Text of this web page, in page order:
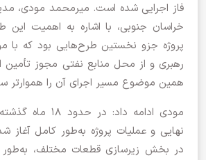
فاز اجرایی شده است. میرمحمد مودی،
خراسان جنوبی، با اشاره به اهمیت
پروژه جزو نخستین طرح‌هایی بود که با
رهبری و از محل منابع نفتی مجوز تأمین
همین موضوع مسیر اجرای آن را هموارتر
مودی ادامه داد: در
نهایی و عملیات پروژه به‌طور کامل آغاز